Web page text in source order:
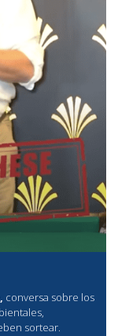
conversa sobre los
sortear.